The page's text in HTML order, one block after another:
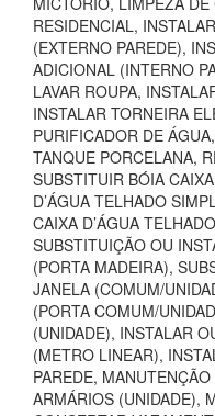
RESIDENCIAL,
(EXTERNO PAREDE),
ADICIONAL (INTERNO
LAVAR ROUPA,
INSTALAR TORNEIRA
PURIFICADOR DE
TANQUE PORCELANA,
SUBSTITUIR BÓIA
D’ÁGUA TELHADO
CAIXA D’ÁGUA
SUBSTITUIÇÃO OU
(PORTA MADEIRA),
JANELA (COMUM/
(PORTA COMUM/
(UNIDADE), INSTALAR
(METRO LINEAR),
PAREDE,
ARMÁRIOS (UNIDADE),